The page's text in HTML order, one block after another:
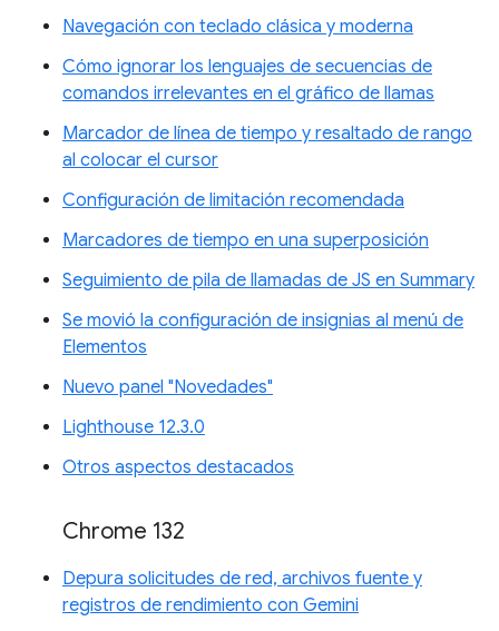
Navegación con teclado clásica y moderna
Cómo ignorar los lenguajes de secuencias de
comandos irrelevantes en el gráfico de llamas
Marcador de línea de tiempo y resaltado de rango
al colocar el cursor
Configuración de limitación recomendada
Marcadores de tiempo en una superposición
Seguimiento de pila de llamadas de JS en Summary
Se movió la configuración de insignias al menú de
Elementos
Nuevo panel "Novedades"
Lighthouse 12.3.0
Otros aspectos destacados
Chrome 132
Depura solicitudes de red, archivos fuente y
registros de rendimiento con Gemini